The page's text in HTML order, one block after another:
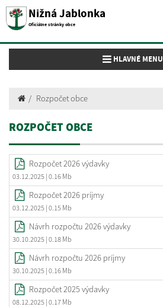
Nižná Jablonka
Oficiálne stránky obce
Toggle navigation
HLAVNÉ MENU
Rozpočet obce
ROZPOČET OBCE
Rozpočet 2026 výdavky
03.12.2025 | 0.16 Mb
Rozpočet 2026 príjmy
03.12.2025 | 0.15 Mb
Návrh rozpočtu 2026 výdavky
30.10.2025 | 0.18 Mb
Návrh rozpočtu 2026 príjmy
30.10.2025 | 0.16 Mb
Rozpočet 2025 výdavky
08.12.2025 | 0.17 Mb